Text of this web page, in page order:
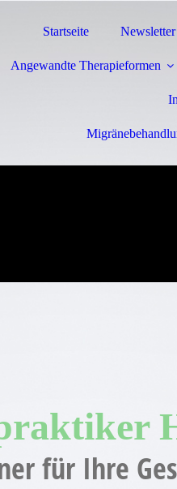
Startseite Newsletter
Angewandte Therapieformen
für Ihre